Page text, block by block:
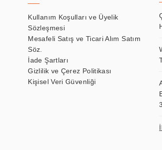
Kullanım Koşulları ve Üyelik
Sözleşmesi
Mesafeli Satış ve Ticari Alım Satım
Söz.
İade Şartları
Gizlilik ve Çerez Politikası
Kişisel Veri Güvenliği